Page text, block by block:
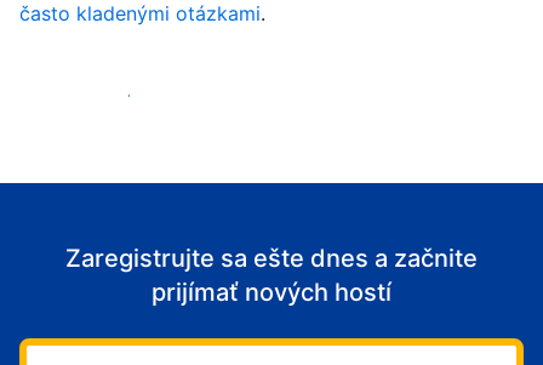
často kladenými otázkami.
Začať prijímať hostí
Zaregistrujte sa ešte dnes a začnite
prijímať nových hostí